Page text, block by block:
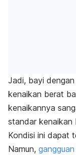
Jadi, bayi dengan
kenaikan berat
kenaikannya
standar
Kondisi ini dapat
Namun,